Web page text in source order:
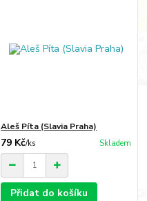
Aleš Píta (Slavia Praha)
79 Kč/ks Skladem
Přidat do košíku